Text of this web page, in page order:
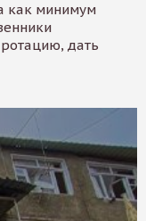
как минимум
дать